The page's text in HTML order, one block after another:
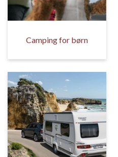
Camping for børn